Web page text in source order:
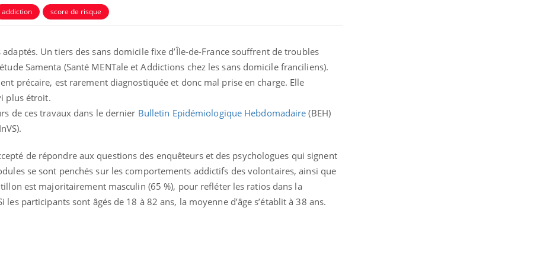
addiction score de risque
Un tiers des sans domicile fixe d’Île-de-France souffrent de troubles
Samenta (Santé MENTale et Addictions chez les sans domicile franciliens).
précaire, est rarement diagnostiquée et donc mal prise en charge. Elle
plus étroit.
de ces travaux dans le dernier Bulletin Epidémiologique Hebdomadaire (BEH)
de répondre aux questions des enquêteurs et des psychologues qui signent
se sont penchés sur les comportements addictifs des volontaires, ainsi que
est majoritairement masculin (65 %), pour refléter les ratios dans la
participants sont âgés de 18 à 82 ans, la moyenne d’âge s’établit à 38 ans.